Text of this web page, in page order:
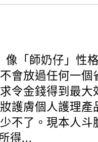
像「師奶仔」性
會放過任何一個
令金錢得到最大
護膚個人護理產
不了。現本人斗
得...